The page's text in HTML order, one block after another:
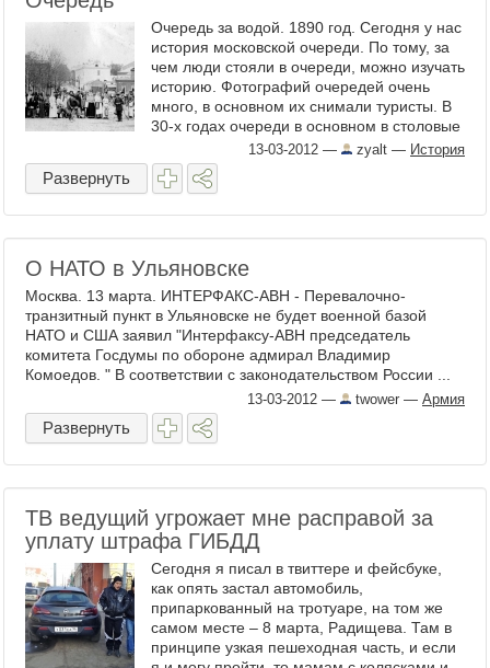
Очередь за водой. 1890 год. Сегодня у нас
история московской очереди. По тому, за
чем люди стояли в очереди, можно изучать
историю. Фотографий очередей очень
много, в основном их снимали туристы. В
30-х годах очереди в основном в столовые
13-03-2012 — zyalt — История
Развернуть
О НАТО в Ульяновске
Москва. 13 марта. ИНТЕРФАКС-АВН - Перевалочно-
транзитный пункт в Ульяновске не будет военной базой
НАТО и США заявил "Интерфаксу-АВН председатель
комитета Госдумы по обороне адмирал Владимир
Комоедов. " В соответствии с законодательством России ...
13-03-2012 — twower — Армия
Развернуть
ТВ ведущий угрожает мне расправой за
уплату штрафа ГИБДД
Сегодня я писал в твиттере и фейсбуке,
как опять застал автомобиль,
припаркованный на тротуаре, на том же
самом месте – 8 марта, Радищева. Там в
принципе узкая пешеходная часть, и если